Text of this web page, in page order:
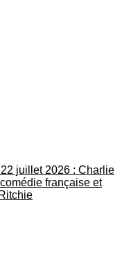
juillet 2026 : Charlie
française et